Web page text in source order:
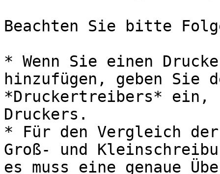
Beachten Sie bitte
* Wenn Sie einen
hinzufügen, geben Sie
*Druckertreibers* ein,
Druckers.
* Für den Vergleich
Groß- und
es muss eine genaue